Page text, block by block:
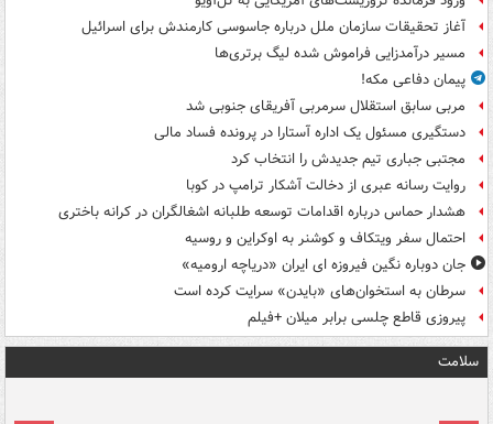
آغاز تحقیقات سازمان ملل درباره جاسوسی کارمندش برای اسرائیل
مسیر درآمدزایی فراموش شده لیگ برتری‌ها
پیمان دفاعی مکه!
مربی سابق استقلال سرمربی آفریقای جنوبی شد
دستگیری مسئول یک اداره آستارا در پرونده فساد مالی
مجتبی جباری تیم جدیدش را انتخاب کرد
روایت رسانه عبری از دخالت آشکار ترامپ در کوبا
هشدار حماس درباره اقدامات توسعه طلبانه اشغالگران در کرانه باختری
احتمال سفر ویتکاف و کوشنر به اوکراین و روسیه
جان دوباره نگین فیروزه ای ایران «دریاچه ارومیه»
سرطان به استخوان‌های «بایدن» سرایت کرده است
پیروزی قاطع چلسی برابر میلان +فیلم
سلامت